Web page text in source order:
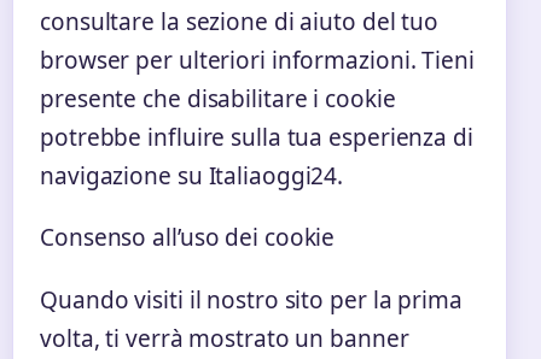
consultare la sezione di aiuto del tuo
browser per ulteriori informazioni. Tieni
presente che disabilitare i cookie
potrebbe influire sulla tua esperienza di
navigazione su Italiaoggi24.
Consenso all’uso dei cookie
Quando visiti il nostro sito per la prima
volta, ti verrà mostrato un banner